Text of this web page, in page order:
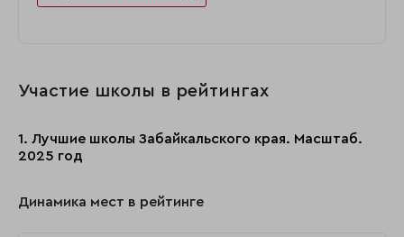
Участие школы в рейтингах
1. Лучшие школы Забайкальского края. Масштаб.
2025 год
Динамика мест в рейтинге